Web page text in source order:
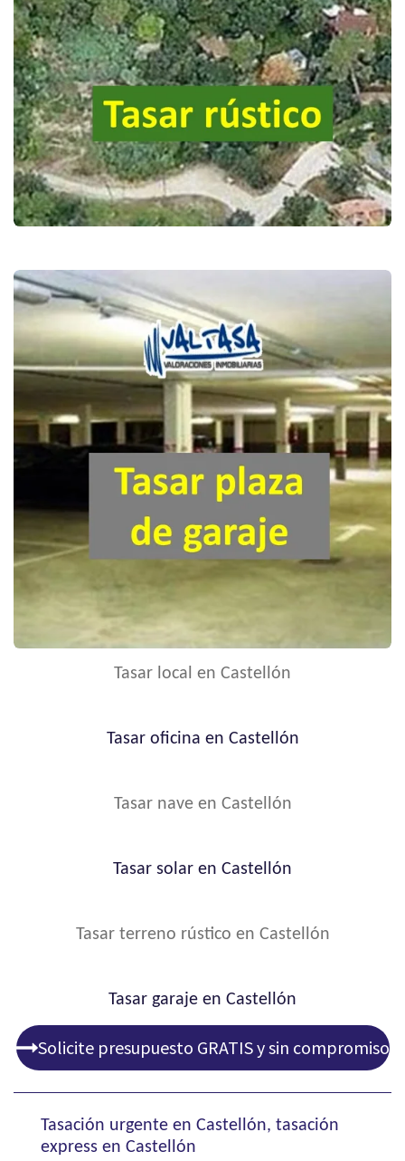
Tasar local en Castellón
Tasar oficina en Castellón
Tasar nave en Castellón
Tasar solar en Castellón
Tasar terreno rústico en Castellón
Tasar garaje en Castellón
Solicite presupuesto GRATIS y sin compromiso
Tasación urgente en Castellón, tasación
express en Castellón